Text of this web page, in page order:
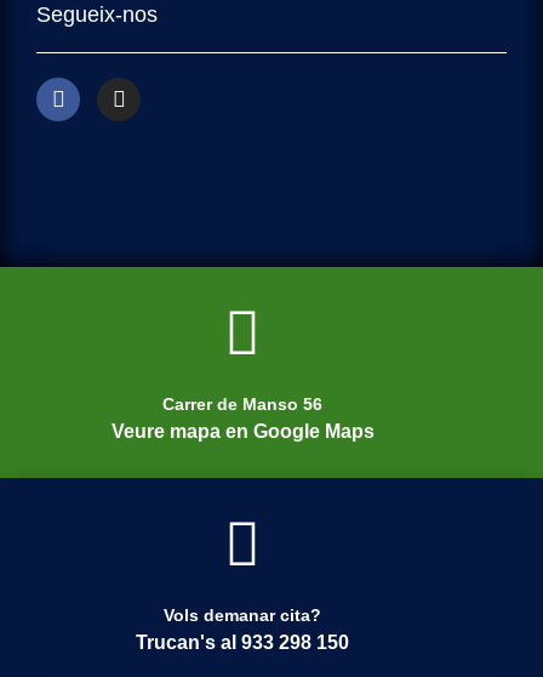
Segueix-nos
Carrer de Manso 56
Veure mapa en Google Maps
Vols demanar cita?
Trucan's al 933 298 150